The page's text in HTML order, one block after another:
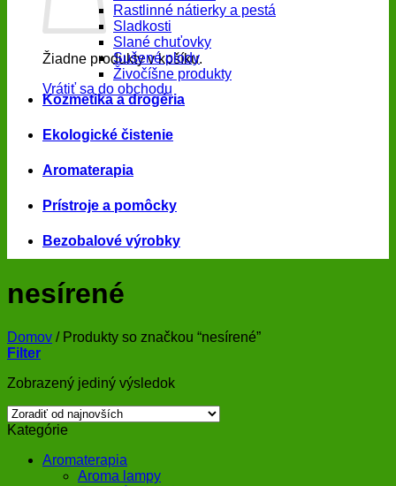
Žiadne produkty v košíku.
Vrátiť sa do obchodu
Rastlinné nátierky a pestá
Sladkosti
Slané chuťovky
Sušené plody
Živočíšne produkty
Kozmetika a drogéria
Ekologické čistenie
Aromaterapia
Prístroje a pomôcky
Bezobalové výrobky
nesírené
Domov /Produkty so značkou “nesírené”
Filter
Zobrazený jediný výsledok
Kategórie
Aromaterapia
Aroma lampy